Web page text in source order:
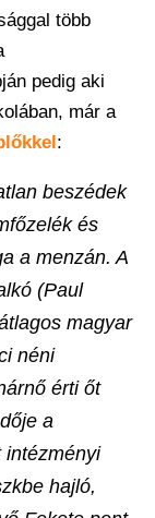
több
pedig aki
már a
:
beszédek
és
a menzán. A
(Paul
magyar
néni
érti őt
a
intézményi
hajló,